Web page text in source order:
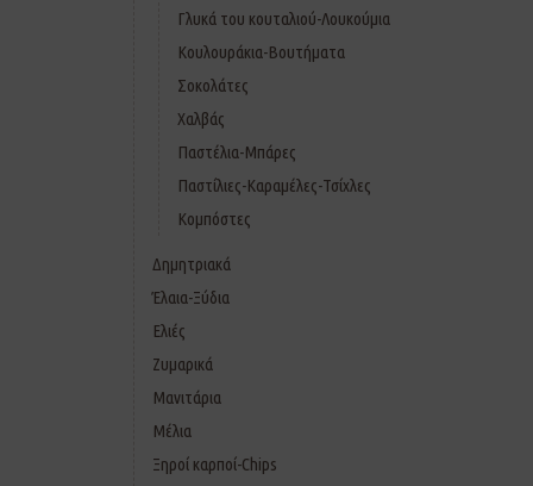
Γλυκά του κουταλιού-Λουκούμια
Κουλουράκια-Βουτήματα
Σοκολάτες
Χαλβάς
Παστέλια-Μπάρες
Παστίλιες-Καραμέλες-Τσίχλες
Κομπόστες
Δημητριακά
Έλαια-Ξύδια
Ελιές
Ζυμαρικά
Μανιτάρια
Μέλια
Ξηροί καρποί-Chips